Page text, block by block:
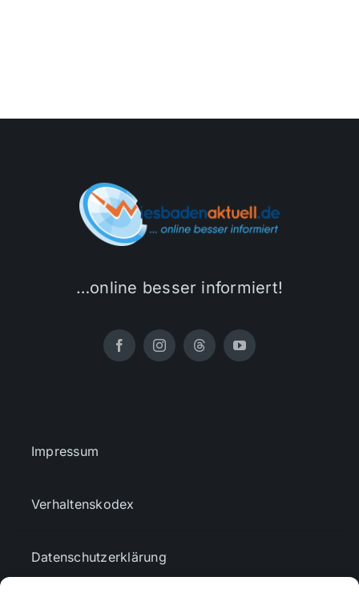
…online besser informiert!
Impressum
Verhaltenskodex
Datenschutzerklärung